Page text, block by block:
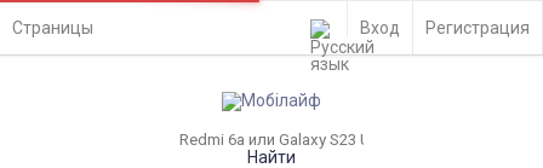
Страницы Вход Регистрация
Найти